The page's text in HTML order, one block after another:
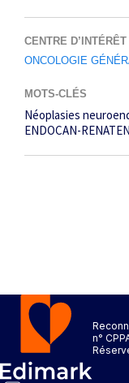
CENTRE D’INTÉRÊT
ONCOLOGIE
MOTS-CLÉS
Néoplasies
ENDOCAN-RENATEN
n°